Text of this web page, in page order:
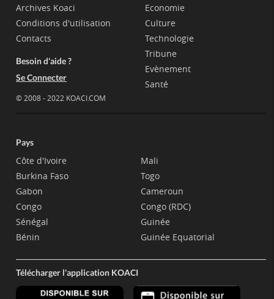
Archives Koaci
Conditions d'utilisation
Contacts
Besoin d'aide ?
Se Connecter
© 2008 - 2022 KOACI.COM
Economie
Culture
Technologie
Tribune
Evènement
Santé
Pays
Côte d'Ivoire
Burkina Faso
Gabon
Congo
Sénégal
Bénin
Mali
Togo
Cameroun
Congo (RDC)
Guinée
Guinée Equatorial
Télécharger l'application KOACI